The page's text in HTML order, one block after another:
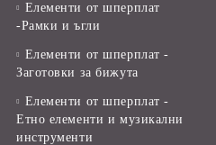
Елементи от шперплат
-Рамки и ъгли
Елементи от шперплат -
Заготовки за бижута
Елементи от шперплат -
Етно елементи и музикални
инструменти